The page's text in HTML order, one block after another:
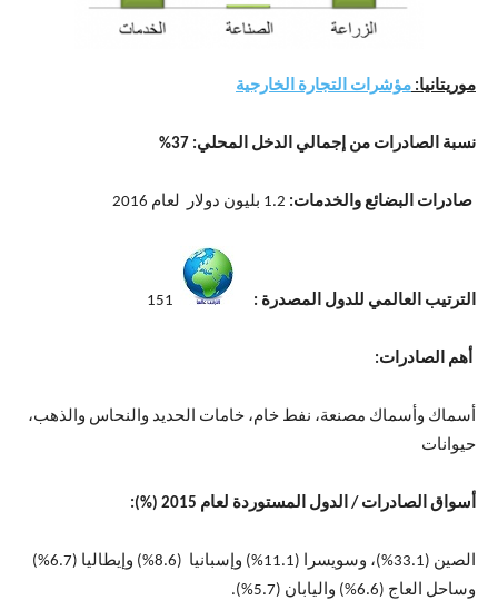
موريتانيا: مؤشرات التجارة الخارجية
نسبة الصادرات من إجمالي الدخل المحلي: 37%
صادرات البضائع والخدمات: 1.2 بليون دولار لعام 2016
الترتيب العالمي للدول المصدرة :
أهم الصادرات:
أسماك وأسماك مصنعة، نفط خام، خامات الحديد والنحاس والذهب،
حيوانات
أسواق الصادرات / الدول المستوردة لعام 2015 (%):
الصين (33.1%)، وسويسرا (11.1%) وإسبانيا (8.6%) وإيطاليا (6.7%)
وساحل العاج (6.6%) واليابان (5.7%).